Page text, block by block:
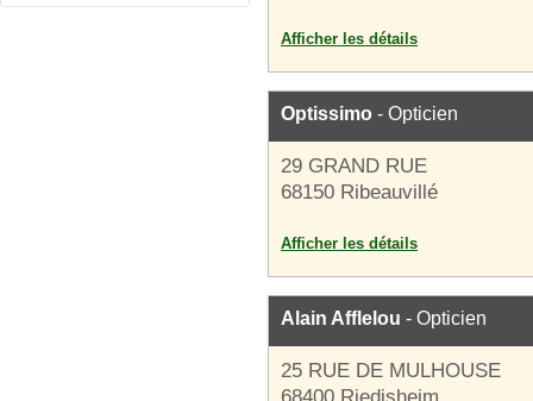
Afficher les détails
Optissimo - Opticien
29 GRAND RUE
68150 Ribeauvillé
Afficher les détails
Alain Afflelou - Opticien
25 RUE DE MULHOUSE